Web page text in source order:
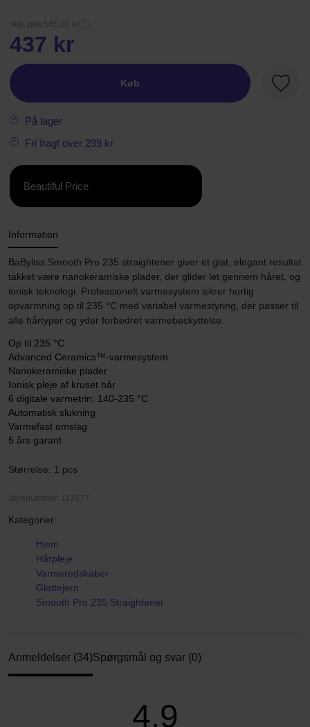
Vejl. pris 545,00 kr
437 kr
Køb
På lager
Fri fragt over 299 kr
Beautiful Price
Information
BaByliss Smooth Pro 235 straightener giver et glat, elegant resultat
takket være nanokeramiske plader, der glider let gennem håret, og
ionisk teknologi. Professionelt varmesystem sikrer hurtig
opvarmning op til 235 °C med variabel varmestyring, der passer til
alle hårtyper og yder forbedret varmebeskyttelse.
Op til 235 °C
Advanced Ceramics™-varmesystem
Nanokeramiske plader
Ionisk pleje af kruset hår
6 digitale varmetrin: 140-235 °C
Automatisk slukning
Varmefast omslag
5 års garant
Størrelse: 1 pcs
Varenummer: 117677
Kategorier:
Hjem
Hårpleje
Varmeredskaber
Glattejern
Smooth Pro 235 Straightener
Anmeldelser (34)Spørgsmål og svar (0)
4.9